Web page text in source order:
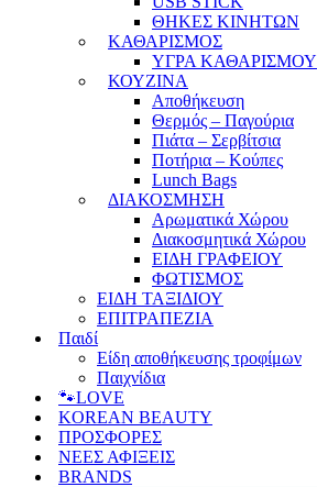
ΘΗΚΕΣ ΚΙΝΗΤΩΝ
ΚΑΘΑΡΙΣΜΟΣ
ΥΓΡΑ ΚΑΘΑΡΙΣΜΟΥ
ΚΟΥΖΙΝΑ
Αποθήκευση
Θερμός – Παγούρια
Πιάτα – Σερβίτσια
Ποτήρια – Κούπες
Lunch Bags
ΔΙΑΚΟΣΜΗΣΗ
Αρωματικά Χώρου
Διακοσμητικά Χώρου
ΕΙΔΗ ΓΡΑΦΕΙΟΥ
ΦΩΤΙΣΜΟΣ
ΕΙΔΗ ΤΑΞΙΔΙΟΥ
ΕΠΙΤΡΑΠΕΖΙΑ
Παιδί
Είδη αποθήκευσης τροφίμων
Παιχνίδια
🐾LOVE
KOREAN BEAUTY
ΠΡΟΣΦΟΡΕΣ
ΝΕΕΣ ΑΦΙΞΕΙΣ
BRANDS